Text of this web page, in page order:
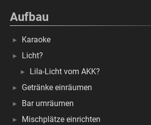
Aufbau
Karaoke
Licht?
Lila-Licht vom AKK?
Getränke einräumen
Bar umräumen
Mischplätze einrichten